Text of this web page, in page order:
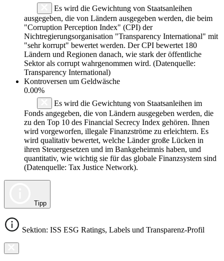
Es wird die Gewichtung von Staatsanleihen
ausgegeben, die von Ländern ausgegeben werden, die beim
"Corruption Perception Index" (CPI) der
Nichtregierungsorganisation "Transparency International" mit
"sehr korrupt" bewertet werden. Der CPI bewertet 180
Ländern und Regionen danach, wie stark der öffentliche
Sektor als corrupt wahrgenommen wird. (Datenquelle:
Transparency International)
Kontroversen um Geldwäsche
0.00%
Es wird die Gewichtung von Staatsanleihen im
Fonds angegeben, die von Ländern ausgegeben werden, die
zu den Top 10 des Financial Secrecy Index gehören. Ihnen
wird vorgeworfen, illegale Finanzströme zu erleichtern. Es
wird qualitativ bewertet, welche Länder große Lücken in
ihren Steuergesetzen und im Bankgeheimnis haben, und
quantitativ, wie wichtig sie für das globale Finanzsystem sind
(Datenquelle: Tax Justice Network).
Tipp
Sektion: ISS ESG Ratings, Labels und Transparenz-Profil